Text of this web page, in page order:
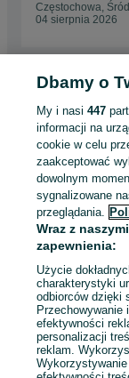
Częstochowa,
04 sierpnia 2026
paleciaki
Wózki
Częstochowa
Wózki
KATEGORIA
ID:1064560471
Dbamy o
My i nasi447
informacji na
cookie w celu
zaakceptować
dowolnym
sygnalizowane
przeglądania.
Wraz z
zapewnienia:
Użycie
charakterystyki
odbiorców dzięki
Przechowywanie
efektywności
personalizacji
reklam.